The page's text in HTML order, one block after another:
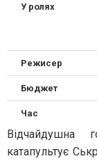
У ролях
Режисер
Бюджет
Час
Відчайдушна
катапультує